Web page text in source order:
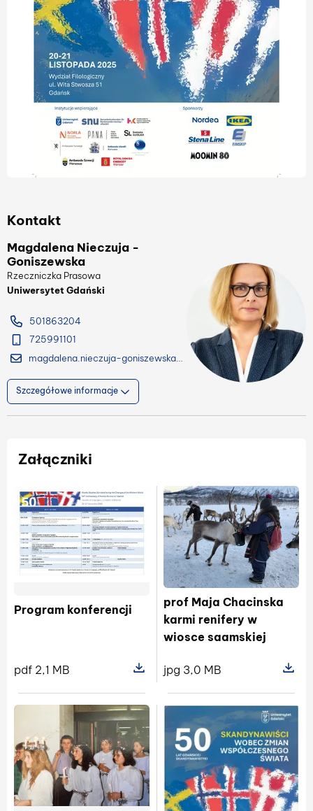
Kontakt
Magdalena Nieczuja -
Goniszewska
Rzeczniczka Prasowa
Uniwersytet Gdański
501863204
725991101
magdalena.nieczuja-goniszewska@ug.edu.pl
Szczegółowe informacje
Załączniki
Program konferencji
pdf 2,1 MB
Pokaż szczegóły pliku Program
prof Maja Chacinska
karmi renifery w
wiosce saamskiej
jpg 3,0 MB